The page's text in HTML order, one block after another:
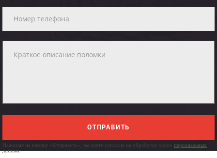
ОТПРАВИТЬ
Нажимая на кнопку «Отправить», вы даете согласие на обработку своих персональных
данных